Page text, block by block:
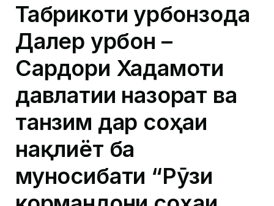
Табрикоти Қурбонзода
Далер Қурбон –
Сардори Хадамоти
давлатии назорат ва
танзим дар соҳаи
нақлиёт ба
муносибати “Рӯзи